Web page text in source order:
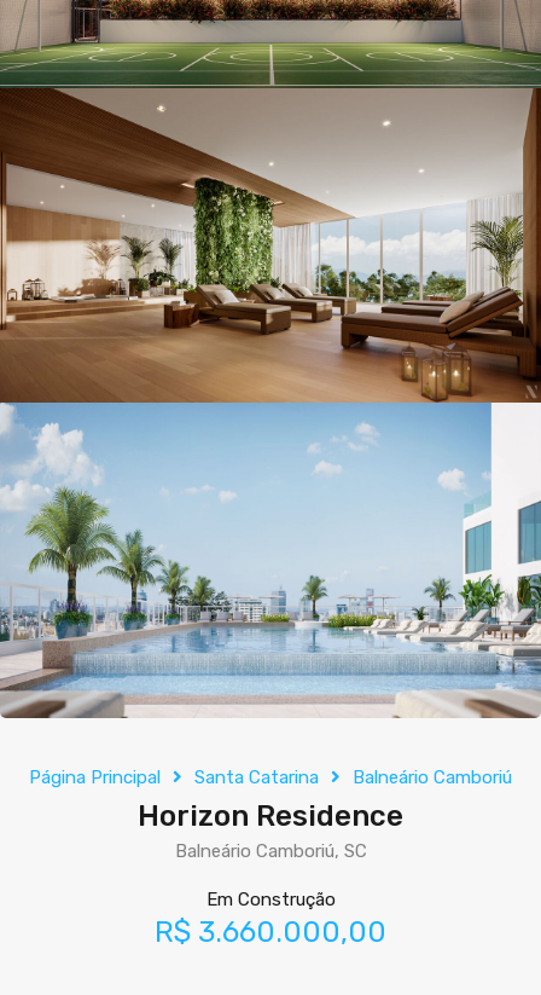
Página Principal Santa Catarina Balneário Camboriú
Horizon Residence
Balneário Camboriú, SC
Em Construção
R$ 3.660.000,00